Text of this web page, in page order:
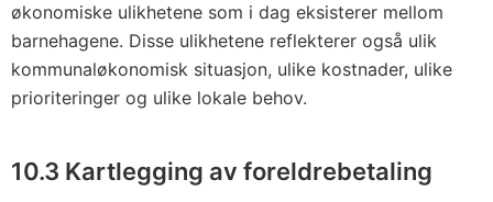
økonomiske ulikhetene som i dag eksisterer mellom
barnehagene. Disse ulikhetene reflekterer også ulik
kommunaløkonomisk situasjon, ulike kostnader, ulike
prioriteringer og ulike lokale behov.
10.3 Kartlegging av foreldrebetaling